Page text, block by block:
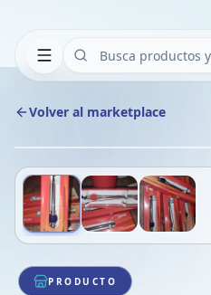
Volver al marketplace
1/3
PRODUCTO